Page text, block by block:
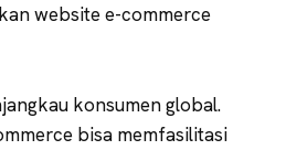
website e-commerce
konsumen global.
bisa memfasilitasi